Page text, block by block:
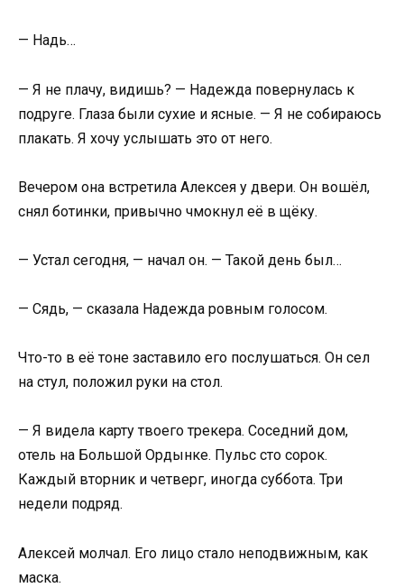
— Надь…
— Я не плачу, видишь? — Надежда повернулась к
подруге. Глаза были сухие и ясные. — Я не собираюсь
плакать. Я хочу услышать это от него.
Вечером она встретила Алексея у двери. Он вошёл,
снял ботинки, привычно чмокнул её в щёку.
— Устал сегодня, — начал он. — Такой день был…
— Сядь, — сказала Надежда ровным голосом.
Что-то в её тоне заставило его послушаться. Он сел
на стул, положил руки на стол.
— Я видела карту твоего трекера. Соседний дом,
отель на Большой Ордынке. Пульс сто сорок.
Каждый вторник и четверг, иногда суббота. Три
недели подряд.
Алексей молчал. Его лицо стало неподвижным, как
маска.